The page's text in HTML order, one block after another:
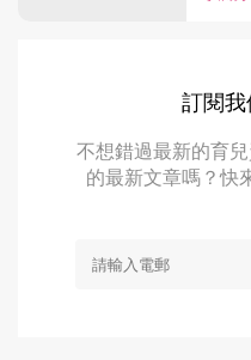
訂閱我
不想錯過最新的育
的最新文章嗎？快